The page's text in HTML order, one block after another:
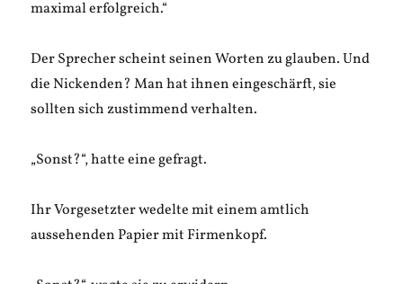
maximal erfolgreich.“
Der Sprecher scheint seinen Worten zu glauben. Und
die Nickenden? Man hat ihnen eingeschärft, sie
sollten sich zustimmend verhalten.
„Sonst?“, hatte eine gefragt.
Ihr Vorgesetzter wedelte mit einem amtlich
aussehenden Papier mit Firmenkopf.